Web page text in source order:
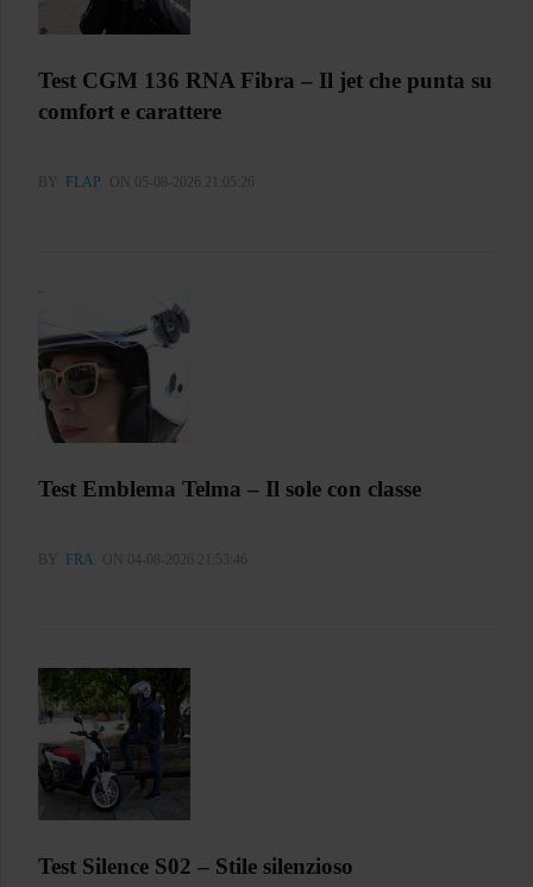
Test CGM 136 RNA Fibra – Il jet che punta su
comfort e carattere
BY FLAP ON 05-08-2026 21:05:26
Test Emblema Telma – Il sole con classe
BY FRA ON 04-08-2026 21:53:46
Test Silence S02 – Stile silenzioso